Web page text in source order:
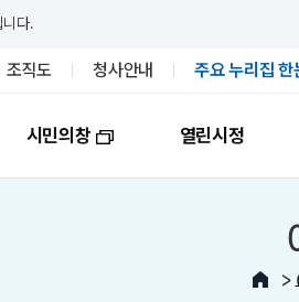
니다.
조직도 청사안내 주요 누리집 한
시민의창 열린시정
>